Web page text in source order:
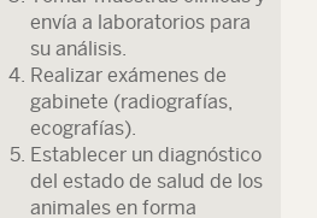
envía a laboratorios para
su análisis.
Realizar exámenes de
gabinete (radiografías,
ecografías).
Establecer un diagnóstico
del estado de salud de los
animales en forma